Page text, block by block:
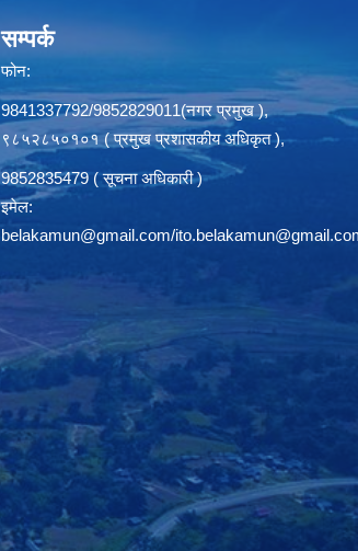
सम्पर्क
फोन:
9841337792/9852829011(नगर प्रमुख ),
९८५२८५०१०१ ( प्रमुख प्रशासकीय अधिकृत ),
9852835479 ( सूचना अधिकारी )
इमेल:
belakamun@gmail.com/